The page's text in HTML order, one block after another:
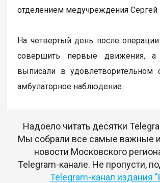
отделением медучреждения Сергей
На четвертый день после
совершить первые движения,
выписали в удовлетворительном
амбулаторное наблюдение.
Надоело читать десятки
Мы собрали все самые важные
новости Московского
Telegram-канале. Не пропусти,
Telegram-канал издания